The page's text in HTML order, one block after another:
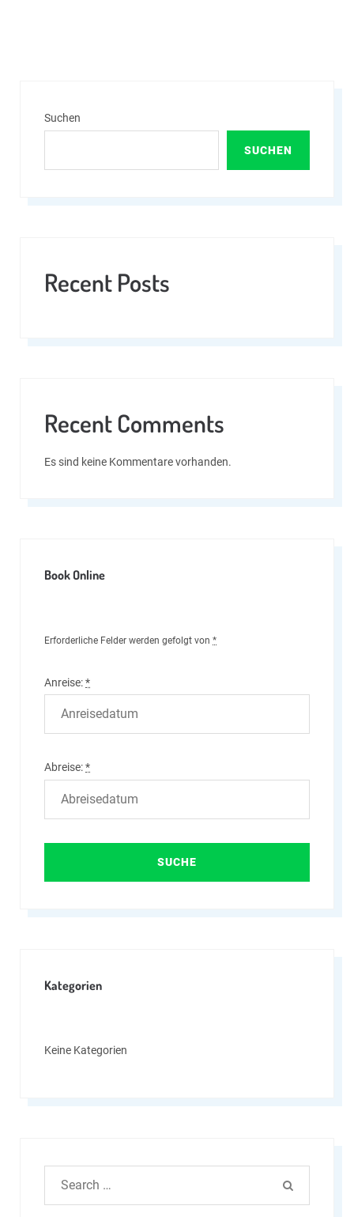
Suchen
SUCHEN
Recent Posts
Recent Comments
Es sind keine Kommentare vorhanden.
Book Online
Erforderliche Felder werden gefolgt von *
Anreise:*
Abreise:*
Kategorien
Keine Kategorien